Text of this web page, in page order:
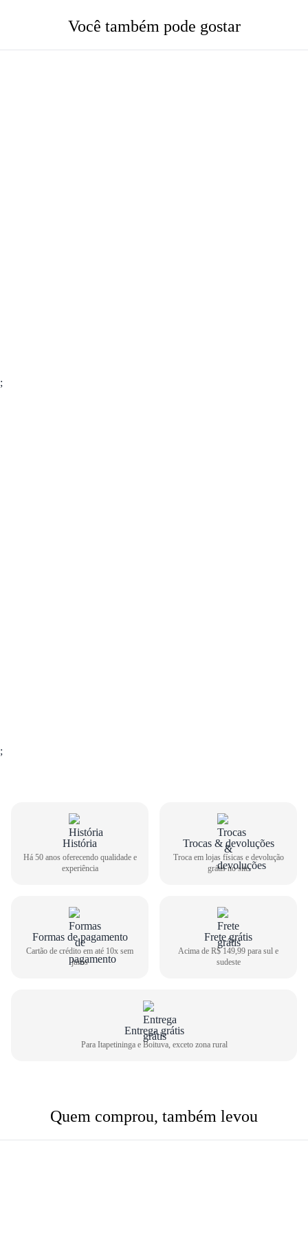
Você também pode gostar
;
;
História
Há 50 anos oferecendo qualidade e
experiência
Trocas & devoluções
Troca em lojas físicas e devolução
grátis no site
Formas de pagamento
Cartão de crédito em até 10x sem
juros
Frete grátis
Acima de R$ 149,99 para sul e
sudeste
Entrega grátis
Para Itapetininga e Boituva, exceto zona rural
Quem comprou, também levou